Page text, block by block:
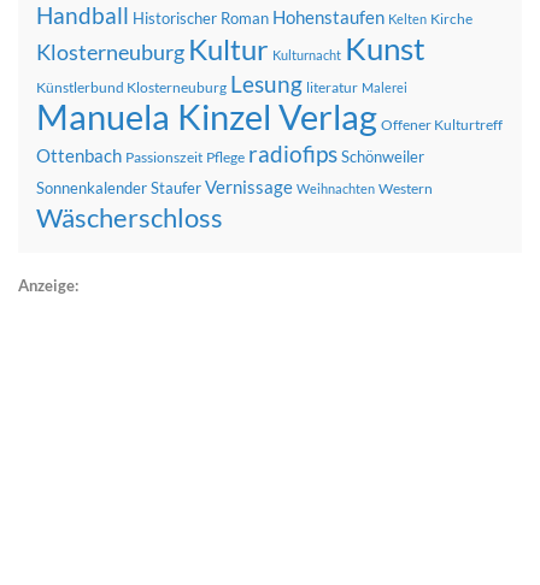
Handball Historischer Roman Hohenstaufen Kelten Kirche
Klosterneuburg Kultur Kulturnacht Kunst
Künstlerbund Klosterneuburg Lesung literatur Malerei
Manuela Kinzel Verlag Offener Kulturtreff
Ottenbach Passionszeit Pflege radiofipsSchönweiler
SonnenkalenderStauferVernissage Weihnachten Western
Wäscherschloss
Anzeige: